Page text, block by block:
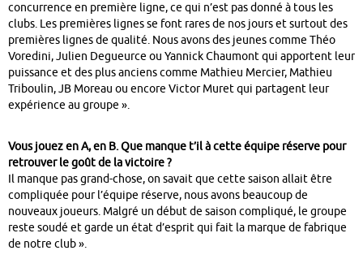
concurrence en première ligne, ce qui n’est pas donné à tous les
clubs. Les premières lignes se font rares de nos jours et surtout des
premières lignes de qualité. Nous avons des jeunes comme Théo
Voredini, Julien Degueurce ou Yannick Chaumont qui apportent leur
puissance et des plus anciens comme Mathieu Mercier, Mathieu
Triboulin, JB Moreau ou encore Victor Muret qui partagent leur
expérience au groupe ».
Vous jouez en A, en B. Que manque t’il à cette équipe réserve pour
retrouver le goût de la victoire ?
Il manque pas grand-chose, on savait que cette saison allait être
compliquée pour l’équipe réserve, nous avons beaucoup de
nouveaux joueurs. Malgré un début de saison compliqué, le groupe
reste soudé et garde un état d’esprit qui fait la marque de fabrique
de notre club ».